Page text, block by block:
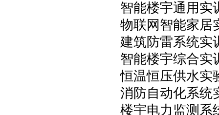
智能楼宇通用实
物联网智能家居
建筑防雷系统实
智能楼宇综合实
恒温恒压供水实
消防自动化系统
楼宇电力监测系